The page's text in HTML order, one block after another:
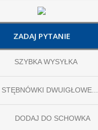
ZADAJ PYTANIE
SZYBKA WYSYŁKA
STĘBNÓWKI DWUIGŁOWE...
DODAJ DO SCHOWKA